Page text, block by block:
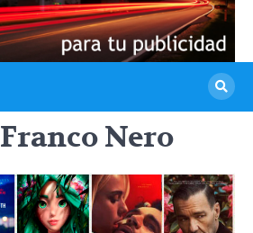
Franco Nero